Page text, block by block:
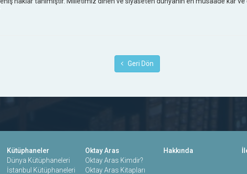
Geri Dön
Kütüphaneler
Dünya Kütüphaneleri
İstanbul Kütüphaneleri
Oktay Aras
Oktay Aras Kimdir?
Oktay Aras Kitapları
Hakkında